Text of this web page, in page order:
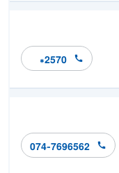
*2570
074-7696562